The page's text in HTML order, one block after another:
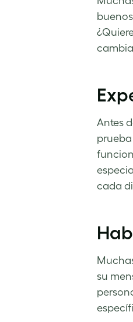
Antes
cada
su